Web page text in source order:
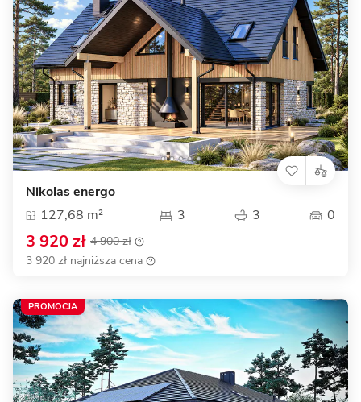
Nikolas energo
127,68 m²
3 3 0
3 920 zł 4 900 zł
3 920 zł najniższa cena
PROMOCJA